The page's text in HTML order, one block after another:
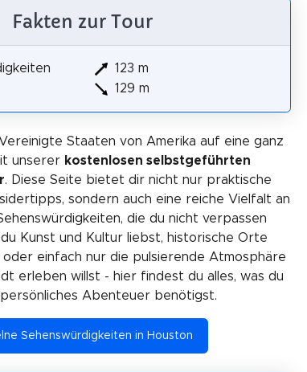
Fakten zur Tour
123 m
129 m
Staaten von Amerika auf eine ganz
unserer kostenlosen selbstgeführten
. Diese Seite bietet dir nicht nur praktische
sondern auch eine reiche Vielfalt an
die du nicht verpassen
Kunst und Kultur liebst, historische Orte
einfach nur die pulsierende Atmosphäre
erleben willst - hier findest du alles, was du
Abenteuer benötigst.
Sehenswürdigkeiten in Houston